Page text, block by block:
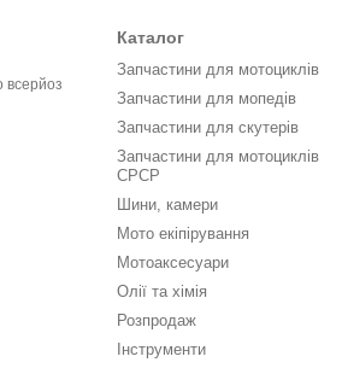
всерйоз
Каталог
Запчастини для мотоциклів
Запчастини для мопедів
Запчастини для скутерів
Запчастини для мотоциклів
СРСР
Шини, камери
Мото екіпірування
Мотоаксесуари
Олії та хімія
Розпродаж
Інструменти